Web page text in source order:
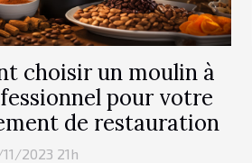
choisir un moulin à
pour votre
de restauration
2023 21h